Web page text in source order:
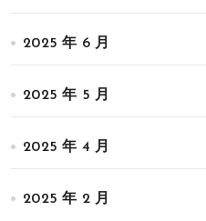
2025 年 6 月
2025 年 5 月
2025 年 4 月
2025 年 2 月